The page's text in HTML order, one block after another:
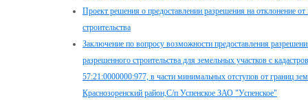
Проект решения о предоставлении разрешения на отклонение
строительства
Заключение по вопросу возможности предоставления
разрешенного строительства для земельных участков с
57:21:0000000:977, в части минимальных отступов от границ
Краснозоренский район,С/п Успенское ЗАО "Успенское"